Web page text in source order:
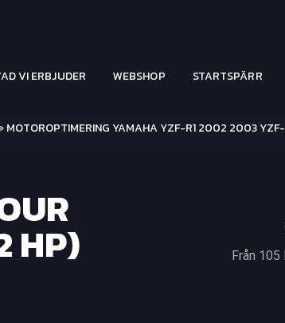
VI ERBJUDER WEBSHOP STARTSPÄRR
MOTOROPTIMERING YAMAHA YZF-R1 2002 2003 YZF-
HP) Från